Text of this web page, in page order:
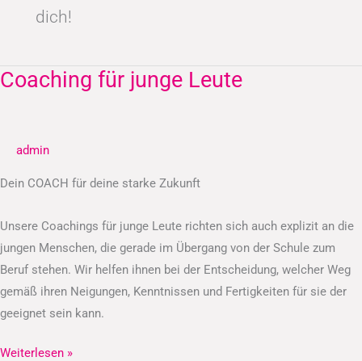
dich!
Coaching für junge Leute
admin
Dein COACH für deine starke Zukunft
Unsere Coachings für junge Leute richten sich auch explizit an die
jungen Menschen, die gerade im Übergang von der Schule zum
Beruf stehen. Wir helfen ihnen bei der Entscheidung, welcher Weg
gemäß ihren Neigungen, Kenntnissen und Fertigkeiten für sie der
geeignet sein kann.
Coaching
Leute
Weiterlesen »